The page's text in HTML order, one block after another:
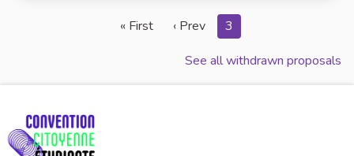
« First ‹ Prev
3
See all withdrawn proposals